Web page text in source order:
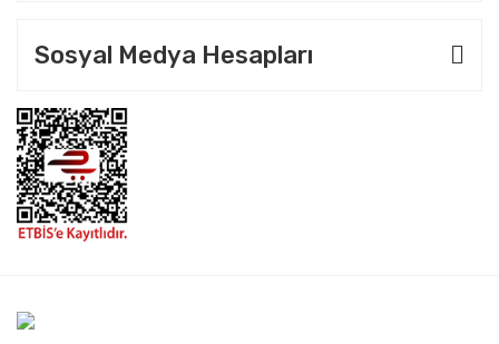
Sosyal Medya Hesapları